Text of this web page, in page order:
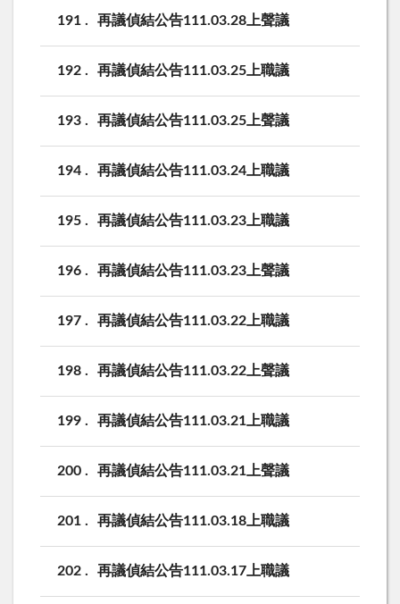
191 再議偵結公告111.03.28上聲議
192 再議偵結公告111.03.25上職議
193 再議偵結公告111.03.25上聲議
194 再議偵結公告111.03.24上職議
195 再議偵結公告111.03.23上職議
196 再議偵結公告111.03.23上聲議
197 再議偵結公告111.03.22上職議
198 再議偵結公告111.03.22上聲議
199 再議偵結公告111.03.21上職議
200 再議偵結公告111.03.21上聲議
201 再議偵結公告111.03.18上職議
202 再議偵結公告111.03.17上職議